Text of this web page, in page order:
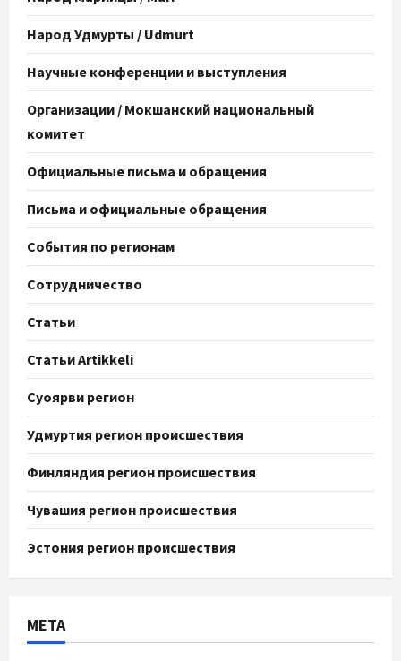
Народ Удмурты / Udmurt
Научные конференции и выступления
Организации / Мокшанский национальный
комитет
Официальные письма и обращения
Письма и официальные обращения
События по регионам
Сотрудничество
Статьи
Статьи Artikkeli
Суоярви регион
Удмуртия регион происшествия
Финляндия регион происшествия
Чувашия регион происшествия
Эстония регион происшествия
МЕТА